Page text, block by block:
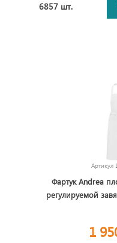
6857 шт.
Артикул
Фартук Andrea
регулируемой
1